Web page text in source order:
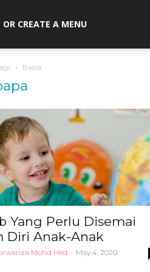
OR CREATE A MENU
Bapa
Yang Perlu Disemai
Diri Anak-Anak
Mohd Hed - May 4, 2020